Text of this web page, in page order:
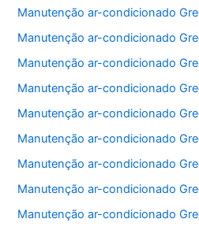
Manutenção ar-condicionado
Manutenção ar-condicionado
Manutenção ar-condicionado
Manutenção ar-condicionado
Manutenção ar-condicionado
Manutenção ar-condicionado
Manutenção ar-condicionado
Manutenção ar-condicionado
Manutenção ar-condicionado